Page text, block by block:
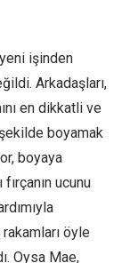
işinden
Arkadaşları,
en dikkatli ve
boyamak
boyaya
fırçanın ucunu
öyle
Oysa Mae,